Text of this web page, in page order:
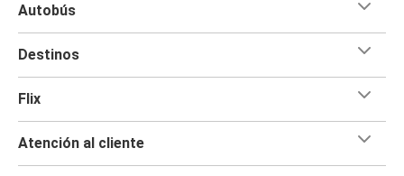
Autobús
Destinos
Flix
Atención al cliente